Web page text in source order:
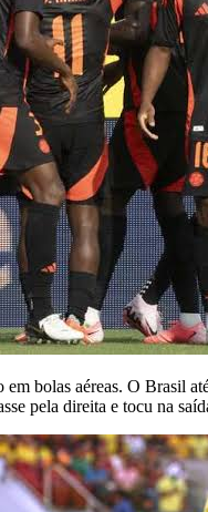
bolas aéreas. O Brasil
pela direita e tocu na